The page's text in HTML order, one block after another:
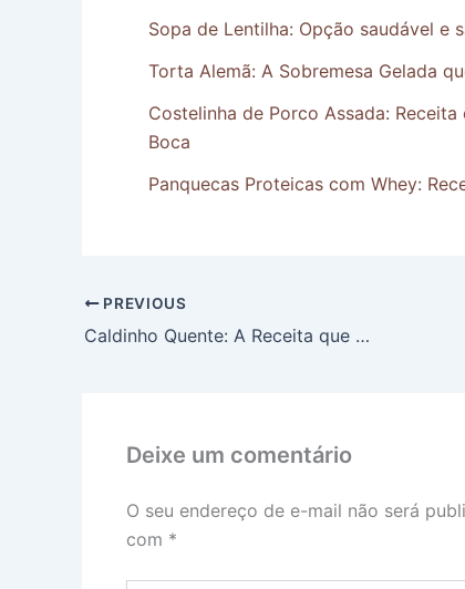
Sopa de Lentilha: Opção saudável e
Torta Alemã: A Sobremesa Gelada
Costelinha de Porco Assada:
Boca
Panquecas Proteicas com Whey:
PREVIOUS
Caldinho Quente: A Receita que Aquecerá Seu Coração
Deixe um comentário
O seu endereço de e-mail não será
com *